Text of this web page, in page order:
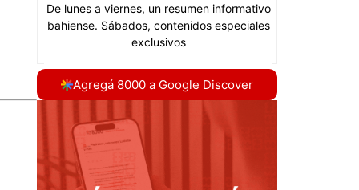
Agregá 8000 a Google Discover